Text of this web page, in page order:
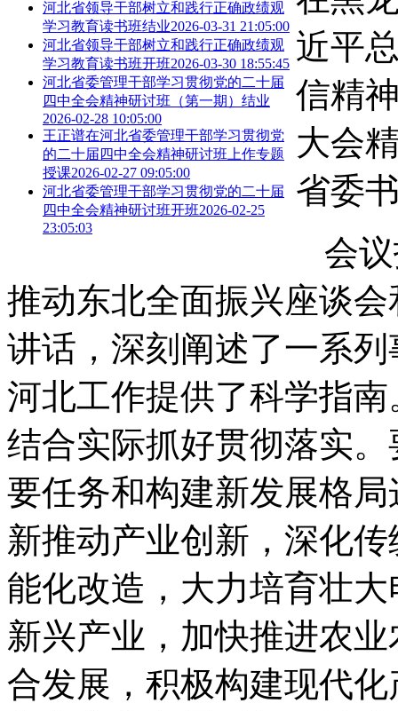
河北省领导干部树立和践行正确政绩观
学习教育读书班结业2026-03-31 21:05:00
河北省领导干部树立和践行正确政绩观
学习教育读书班开班2026-03-30 18:55:45
河北省委管理干部学习贯彻党的二十届
四中全会精神研讨班（第一期）结业
2026-02-28 10:05:00
王正谱在河北省委管理干部学习贯彻党
的二十届四中全会精神研讨班上作专题
授课2026-02-27 09:05:00
河北省委管理干部学习贯彻党的二十届
四中全会精神研讨班开班2026-02-25
23:05:03
近平
信精
大会
省委
会
推动东北全面振兴座谈
讲话，深刻阐述了一系
河北工作提供了科学指
结合实际抓好贯彻落实
要任务和构建新发展格
新推动产业创新，深化
能化改造，大力培育壮
新兴产业，加快推进农
合发展，积极构建现代